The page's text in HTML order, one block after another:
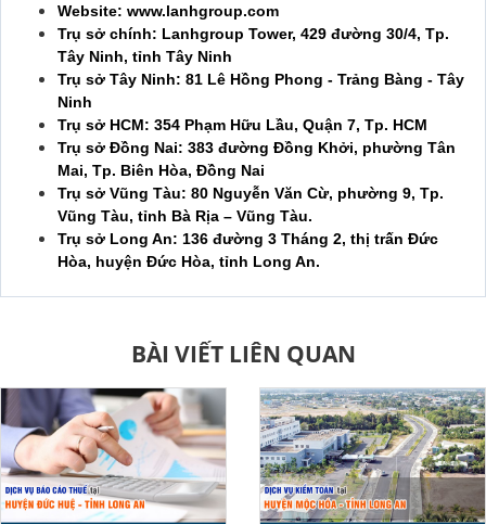
Website: www.lanhgroup.com
Trụ sở chính: Lanhgroup Tower, 429 đường 30/4, Tp.
Tây Ninh, tỉnh Tây Ninh
Trụ sở Tây Ninh: 81 Lê Hồng Phong - Trảng Bàng - Tây
Ninh
Trụ sở HCM: 354 Phạm Hữu Lầu, Quận 7, Tp. HCM
Trụ sở Đồng Nai: 383 đường Đồng Khởi, phường Tân
Mai, Tp. Biên Hòa, Đồng Nai
Trụ sở Vũng Tàu: 80 Nguyễn Văn Cừ, phường 9, Tp.
Vũng Tàu, tỉnh Bà Rịa – Vũng Tàu.
Trụ sở Long An: 136 đường 3 Tháng 2, thị trấn Đức
Hòa, huyện Đức Hòa, tỉnh Long An.
BÀI VIẾT LIÊN QUAN